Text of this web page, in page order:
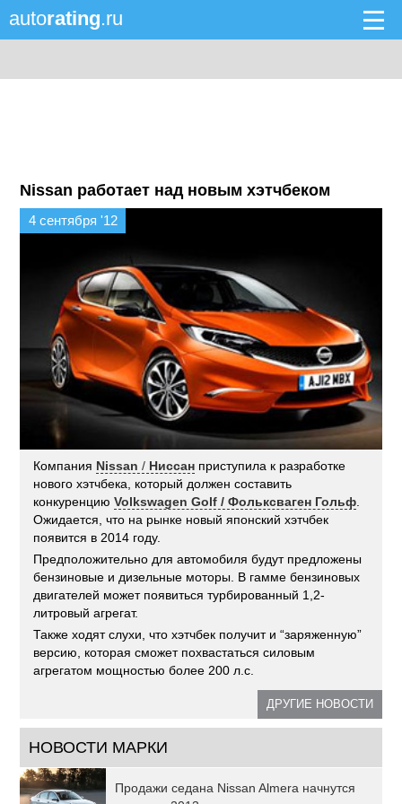
autorating.ru
Nissan работает над новым хэтчбеком
4 сентября '12
Компания Nissan / Ниссан приступила к разработке
нового хэтчбека, который должен составить
конкуренциюVolkswagen Golf / Фольксваген Гольф
Ожидается, что на рынке новый японский хэтчбек
появится в 2014 году.
Предположительно для автомобиля будут предложены
бензиновые и дизельные моторы. В гамме бензиновых
двигателей может появиться турбированный 1,2-
литровый агрегат.
Также ходят слухи, что хэтчбек получит и “заряженную”
версию, которая сможет похвастаться силовым
агрегатом мощностью более 200 л.с.
ДРУГИЕ НОВОСТИ
НОВОСТИ МАРКИ
Продажи седана Nissan Almera начнутся